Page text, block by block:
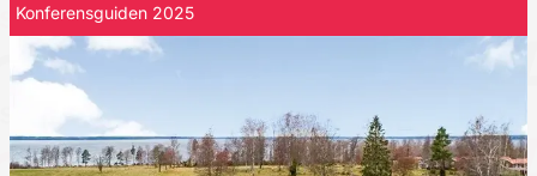
Konferensguiden 2025